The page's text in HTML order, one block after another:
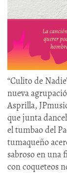
“Culito de
nueva
Asprilla,
que junta
el tumbao del
tumaqueño
sabroso en una
con coqueteos